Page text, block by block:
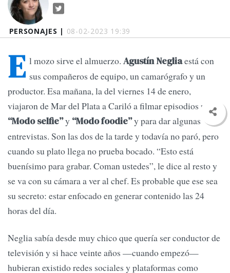
PERSONAJES | 08-02-2023 19:39
E l mozo sirve el almuerzo. Agustín Negliaestá con
sus compañeros de equipo, un camarógrafo y un
productor. Esa mañana, la del viernes 14 de enero,
viajaron de Mar del Plata a Cariló a filmar episodios para
“Modo selfie”y “Modo foodie”y para dar algunas
entrevistas. Son las dos de la tarde y todavía no paró, pero
cuando su plato llega no prueba bocado. “Esto está
buenísimo para grabar. Coman ustedes”, le dice al resto y
se va con su cámara a ver al chef. Es probable que ese sea
su secreto: estar enfocado en generar contenido las 24
horas del día.
Neglia sabía desde muy chico que quería ser conductor de
televisión y si hace veinte años —cuando empezó—
hubieran existido redes sociales y plataformas como